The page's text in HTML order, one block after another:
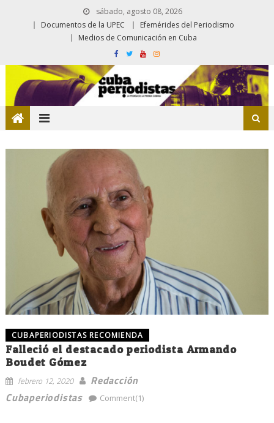
sábado, agosto 08, 2026
Documentos de la UPEC
Efemérides del Periodismo
Medios de Comunicación en Cuba
CUBAPERIODISTAS RECOMIENDA
Falleció el destacado periodista Armando
Boudet Gómez
febrero 12, 2020
Redacción
Cubaperiodistas
Comment(1)